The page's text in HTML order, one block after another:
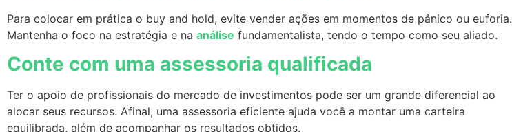
Para colocar em prática o buy and hold, evite vender ações em momentos de pânico ou euforia.
Mantenha o foco na estratégia e na análise fundamentalista, tendo o tempo como seu aliado.
Conte com uma assessoria qualificada
Ter o apoio de profissionais do mercado de investimentos pode ser um grande diferencial ao
alocar seus recursos. Afinal, uma assessoria eficiente ajuda você a montar uma carteira
equilibrada, além de acompanhar os resultados obtidos.